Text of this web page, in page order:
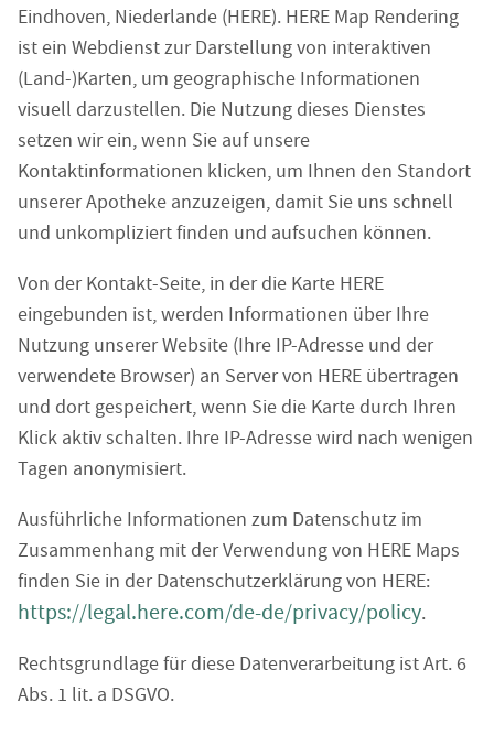
Eindhoven, Niederlande (HERE). HERE Map Rendering
ist ein Webdienst zur Darstellung von interaktiven
(Land-)Karten, um geographische Informationen
visuell darzustellen. Die Nutzung dieses Dienstes
setzen wir ein, wenn Sie auf unsere
Kontaktinformationen klicken, um Ihnen den Standort
unserer Apotheke anzuzeigen, damit Sie uns schnell
und unkompliziert finden und aufsuchen können.
Von der Kontakt-Seite, in der die Karte HERE
eingebunden ist, werden Informationen über Ihre
Nutzung unserer Website (Ihre IP-Adresse und der
verwendete Browser) an Server von HERE übertragen
und dort gespeichert, wenn Sie die Karte durch Ihren
Klick aktiv schalten. Ihre IP-Adresse wird nach wenigen
Tagen anonymisiert.
Ausführliche Informationen zum Datenschutz im
Zusammenhang mit der Verwendung von HERE Maps
finden Sie in der Datenschutzerklärung von HERE:
https://legal.here.com/de-de/privacy/policy.
Rechtsgrundlage für diese Datenverarbeitung ist Art. 6
Abs. 1 lit. a DSGVO.